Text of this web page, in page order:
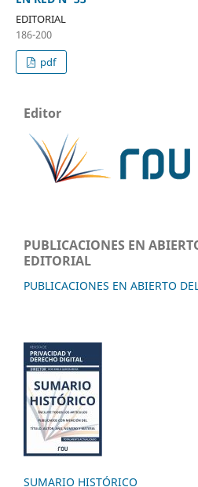
EDITORIAL
186-200
pdf
Editor
PUBLICACIONES EN
EDITORIAL
PUBLICACIONES EN ABIERTO
SUMARIO HISTÓRICO